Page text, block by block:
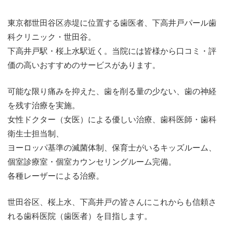
東京都世田谷区赤堤に位置する歯医者、下高井戸パール歯
科クリニック・世田谷。
下高井戸駅・桜上水駅近く。当院には皆様から口コミ・評
価の高いおすすめのサービスがあります。
可能な限り痛みを抑えた、歯を削る量の少ない、歯の神経
を残す治療を実施。
女性ドクター（女医）による優しい治療、歯科医師・歯科
衛生士担当制、
ヨーロッパ基準の滅菌体制、保育士がいるキッズルーム、
個室診療室・個室カウンセリングルーム完備。
各種レーザーによる治療。
世田谷区、桜上水、下高井戸の皆さんにこれからも信頼さ
れる歯科医院（歯医者）を目指します。